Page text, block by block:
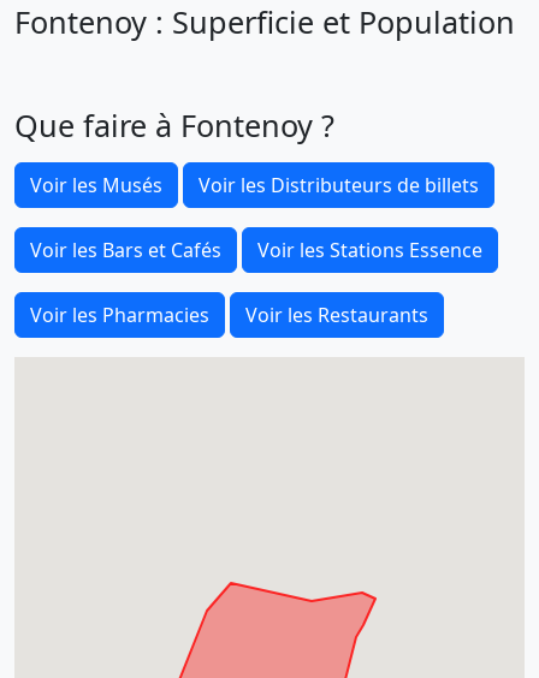
Fontenoy : Superficie et Population
Que faire à Fontenoy ?
Voir les Musés Voir les Distributeurs de billets
Voir les Bars et Cafés Voir les Stations Essence
Voir les Pharmacies Voir les Restaurants